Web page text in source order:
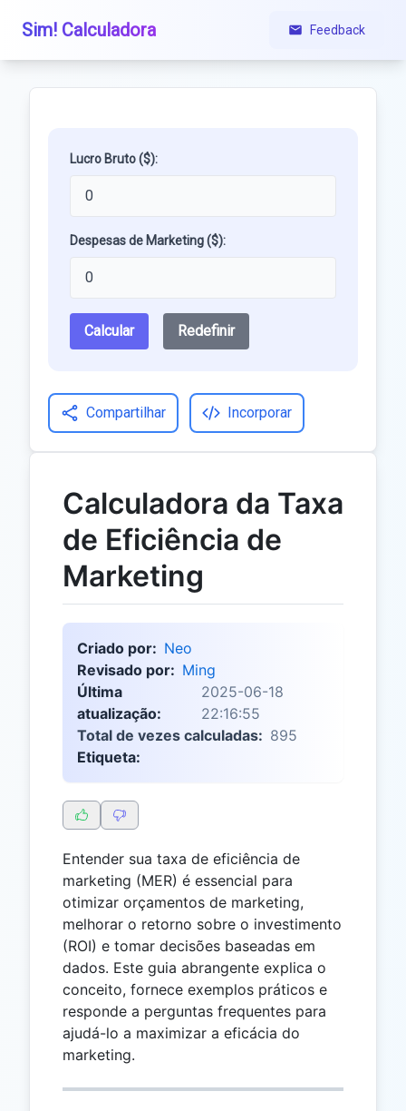
Sim! Calculadora Feedback
Lucro Bruto ($):
Despesas de Marketing ($):
Calcular Redefinir
Compartilhar Incorporar
Calculadora da Taxa
de Eficiência de
Marketing
Criado por: Neo
Revisado por: Ming
Última
atualização:
2025-06-18
22:16:55
Total de vezes calculadas: 895
Etiqueta:
Entender sua taxa de eficiência de
marketing (MER) é essencial para
otimizar orçamentos de marketing,
melhorar o retorno sobre o investimento
(ROI) e tomar decisões baseadas em
dados. Este guia abrangente explica o
conceito, fornece exemplos práticos e
responde a perguntas frequentes para
ajudá-lo a maximizar a eficácia do
marketing.